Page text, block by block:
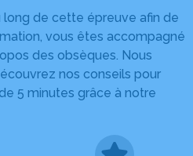
de cette épreuve afin de
vous êtes accompagné
des obsèques. Nous
nos conseils pour
5 minutes grâce à notre